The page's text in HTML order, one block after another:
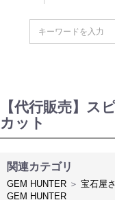
【代行販売】ス
カット
関連カテゴリ
GEM HUNTER ＞ 宝石屋
GEM HUNTER